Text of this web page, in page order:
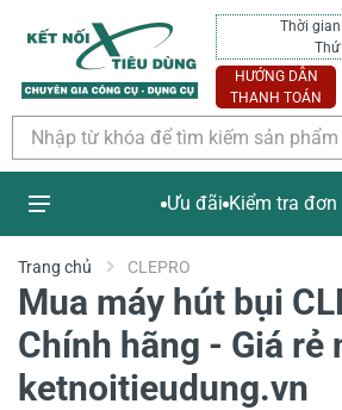
Thời
Thứ
HƯỚNG DẪN
THANH TOÁN
Ưu đãi Kiểm tra đơn
Trang chủ CLEPRO
Mua máy hút bụi
Chính hãng - Giá rẻ
ketnoitieudung.vn